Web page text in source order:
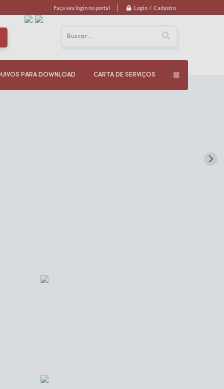
Faça seu login no portal Login / Cadastro
PARA DOWNLOAD CARTA DE SERVIÇOS